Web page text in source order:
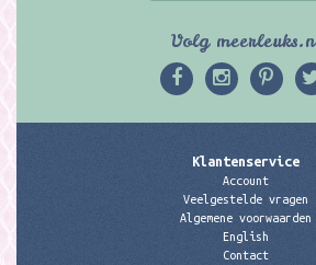
Volg
Klantenservice
Account
Veelgestelde vragen
Algemene voorwaarden
English
Contact